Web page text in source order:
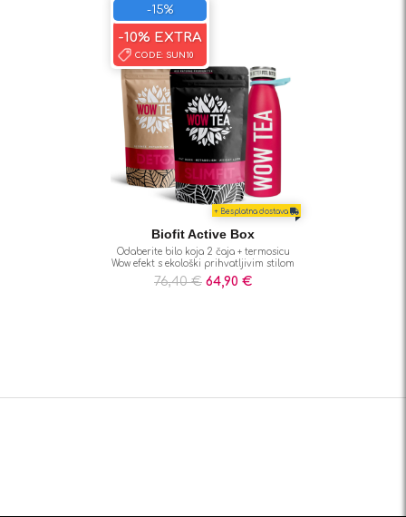
+ Besplatna dostava
-15%
-10% EXTRA
CODE: SUN10
Biofit Active Box
Odaberite bilo koja 2 čaja + termosicu
Wow efekt s ekološki prihvatljivim stilom
76,40€ 64,90 €